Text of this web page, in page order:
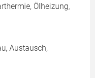
Ölheizung,
Austausch,